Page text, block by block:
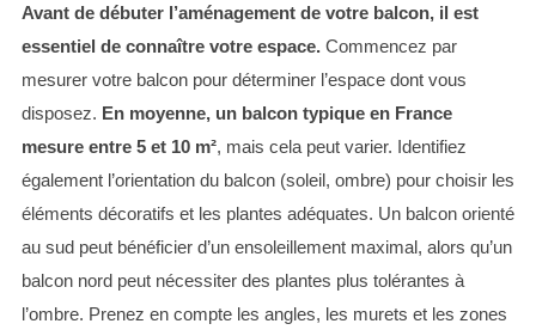
Avant de débuter l’aménagement de votre balcon, il est
essentiel de connaître votre espace.Commencez par
mesurer votre balcon pour déterminer l’espace dont vous
disposez. En moyenne, un balcon typique en France
mesure entre 5 et 10 m², mais cela peut varier. Identifiez
également l’orientation du balcon (soleil, ombre) pour choisir les
éléments décoratifs et les plantes adéquates. Un balcon orienté
au sud peut bénéficier d’un ensoleillement maximal, alors qu’un
balcon nord peut nécessiter des plantes plus tolérantes à
l’ombre. Prenez en compte les angles, les murets et les zones